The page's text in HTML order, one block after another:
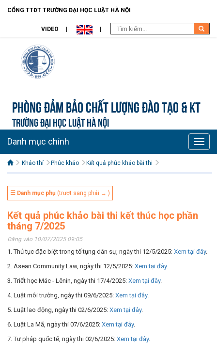
CỔNG TTĐT TRƯỜNG ĐẠI HỌC LUẬT HÀ NỘI
VIDEO
Phòng Đảm bảo chất lượng đào tạo & KT
TRƯỜNG ĐẠI HỌC LUẬT HÀ NỘI
Toggle
Danh mục chính
Khảo thí Phúc khảo Kết quả phúc khảo bài thi
☰ Danh mục phụ (trượt sang phải → )
Kết quả phúc khảo bài thi kết thúc học phần
tháng 7/2025
Đăng vào 10/07/2025 09:05
1. Thủ tục đặc biệt trong tố tụng dân sự, ngày thi 12/5/2025: Xem tại đây.
2. Asean Community Law, ngày thi 12/5/2025: Xem tại đây.
3. Triết học Mác - Lênin, ngày thi 17/4/2025: Xem tại đây.
4. Luật môi trường, ngày thi 09/6/2025: Xem tại đây.
5. Luật lao động, ngày thi 02/6/2025: Xem tại đây.
6. Luật La Mã, ngày thi 07/6/2025: Xem tại đây.
7. Tư pháp quốc tế, ngày thi 02/6/2025: Xem tại đây.